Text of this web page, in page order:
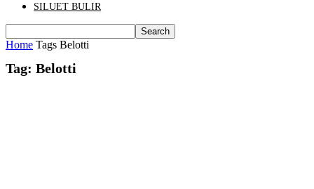
SILUET BULIR
Home Tags Belotti
Tag: Belotti